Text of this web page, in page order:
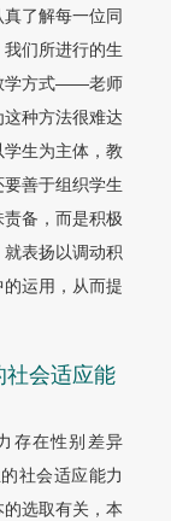
了解每一位同
们所进行的生
学方式——老师
种方法很难达
生为主体，教
善于组织学生
备，而是积极
表扬以调动积
运用，从而提
社会适应能
存在性别差异
社会适应能力
选取有关，本